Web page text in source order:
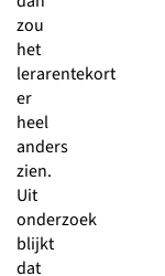
zou
het
lerarentekort
er
heel
anders
zien.
Uit
onderzoek
blijkt
dat